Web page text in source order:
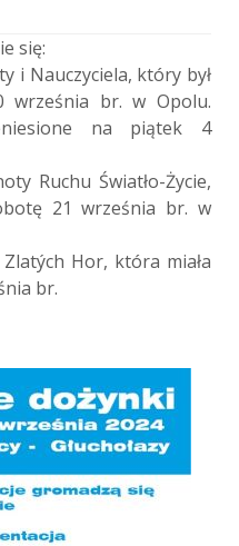
się:
i Nauczyciela, który był
września br. w Opolu.
na piątek 4
Ruchu Światło-Życie,
21 września br. w
Hor, która miała
br.